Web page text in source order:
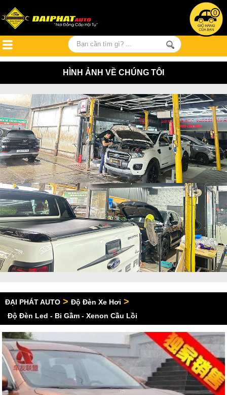
0
HÌNH ẢNH VỀ CHÚNG TÔI
ĐẠI PHÁT AUTO > Độ Đèn Xe Hơi >
Độ Đèn Led - Bi Gầm - Xenon Cầu Lồi